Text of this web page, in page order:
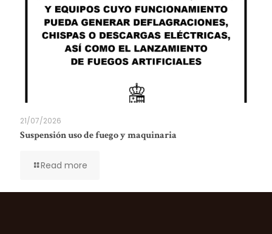
21/07/2026
Suspensión uso de fuego y maquinaria
Read more